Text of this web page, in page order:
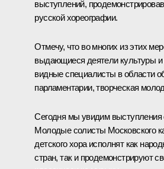
выступлений,
русской хореографии.
Отмечу, что во многих из этих
выдающиеся деятели культуры и
видные специалисты в области
парламентарии, творческая
Сегодня мы увидим
Молодые солисты Московского
детского хора исполнят как
стран, так и продемонстрируют